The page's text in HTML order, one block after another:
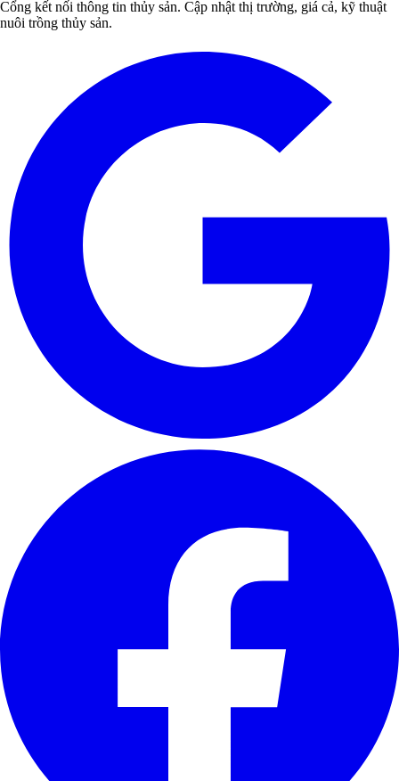
Cổng kết nối thông tin thủy sản. Cập nhật thị trường, giá cả, kỹ thuật
nuôi trồng thủy sản.